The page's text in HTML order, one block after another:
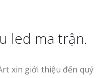
led ma trận.
xin giới thiệu đến quý